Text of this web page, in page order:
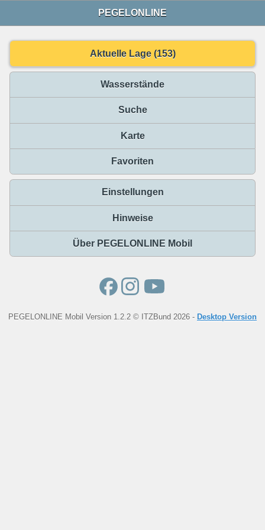
PEGELONLINE
Aktuelle Lage (153)
Wasserstände
Suche
Karte
Favoriten
Einstellungen
Hinweise
Über PEGELONLINE Mobil
PEGELONLINE Mobil Version 1.2.2 © ITZBund 2026 - Desktop Version